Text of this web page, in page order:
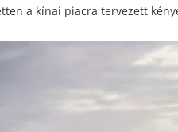
a kínai piacra tervezett